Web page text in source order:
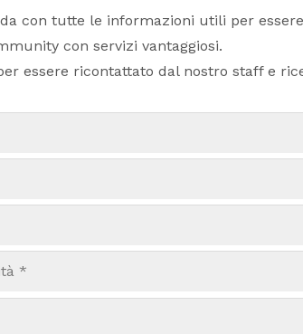
con tutte le informazioni utili per
con servizi vantaggiosi.
essere ricontattato dal nostro staff e